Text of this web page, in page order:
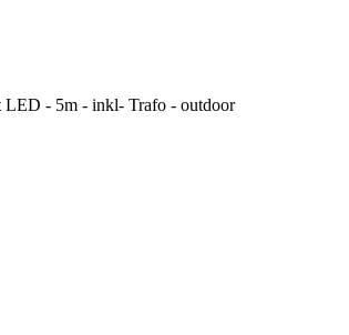
- 5m - inkl- Trafo - outdoor